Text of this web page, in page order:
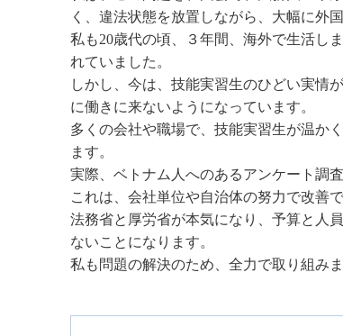
く、違法状態を放置しながら、大幅に外
私も20歳代の頃、３年間、海外で生活し
れていました。
しかし、今は、技能実習生のひどい実情
に働きに来ないようになっています。
多くの会社や職場で、技能実習生が温か
ます。
実際、ベトナム人へのあるアンケート調
これは、会社単位や自治体の努力で改善
法務省と厚労省が本気になり、予算と人
ないことになります。
私も問題の解決のため、全力で取り組みま